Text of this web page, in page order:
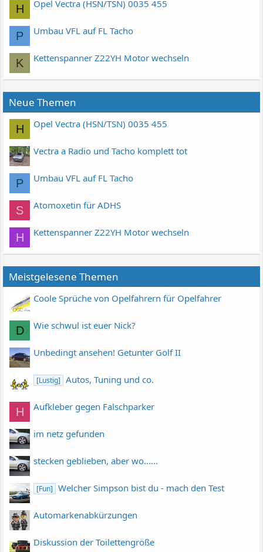
H Opel Vectra (HSN/TSN) 0035 455
P Umbau VFL auf FL Tacho
K Kettenspanner Z22YH Motor wechseln
Neue Themen
H Opel Vectra (HSN/TSN) 0035 455
Vectra a Radio und Tacho komplett tot
P Umbau VFL auf FL Tacho
S Atomoxetin für ADHS
H Kettenspanner Z22YH Motor wechseln
Meistgelesene Themen
Coole Sprüche von Opelfahrern für Opelfahrer
D Wie schwul ist euer Nick?
Unbedingt ansehen! Getunter Golf II
[Lustig] Autos, Tuning und co.
H Aufkleber gegen Falschparker
im netz gefunden
stecken geblieben, aber wo......
[Fun] Welcher Simpson bist du - mach den Test
Automarkenabkürzungen
Diskussion der Toilettengröße